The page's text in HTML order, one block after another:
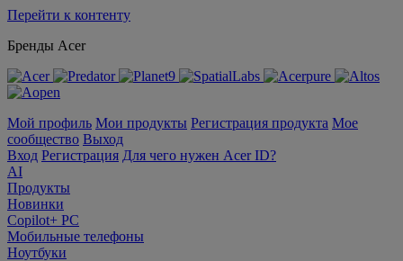
Перейти к контенту
Бренды Acer
Мой профиль Мои продукты Регистрация продукта Мое
сообщество Выход
Вход Регистрация Для чего нужен Acer ID?
AI
Продукты
Новинки
Copilot+ PC
Мобильные телефоны
Ноутбуки